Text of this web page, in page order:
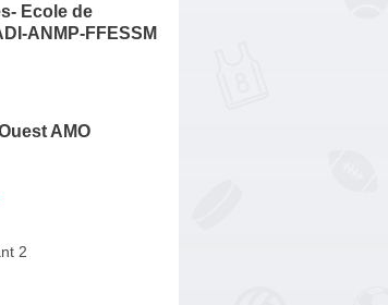
Ecole de
ANMP-FFESSM
AMO
2